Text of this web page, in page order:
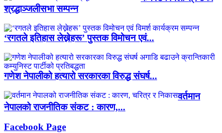
श्रद्धाञ्जलीसभा सम्पन्न
‘रगतले इतिहास लेख्नेहरू’ पुस्तक विमोचन एवं...
गणेश नेपालीको हत्यारो सरकारका विरुद्ध संघर्ष...
वर्तमान
नेपालको राजनीतिक संकट : कारण,...
Facebook Page